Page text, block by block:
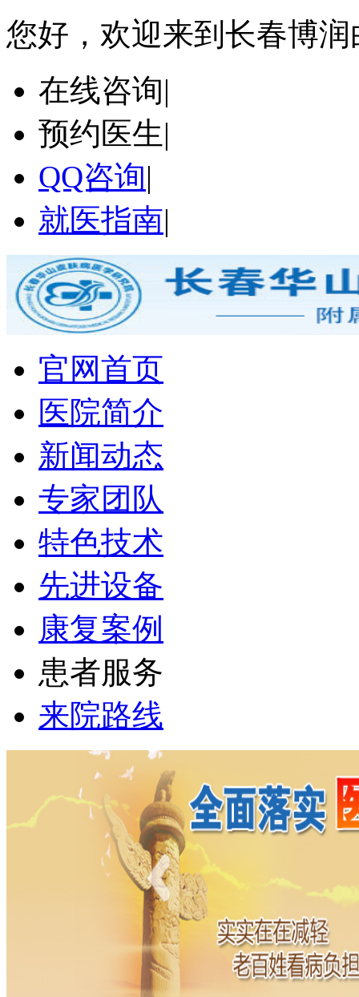
您好，欢迎来到长春博
在线咨询|
预约医生|
QQ咨询|
就医指南|
官网首页
医院简介
新闻动态
专家团队
特色技术
先进设备
康复案例
患者服务
来院路线